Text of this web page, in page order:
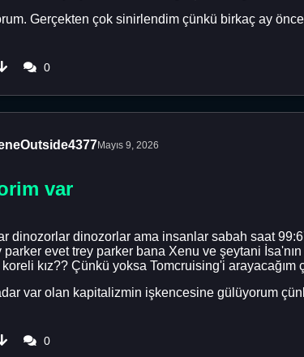
Gerçekten çok sinirlendim çünkü birkaç ay önce
0
Mayıs 9, 2026
var
dinozorlar dinozorlar ama insanlar sabah saat
parker evet trey parker bana Xenu ve şeytani
koreli kız?? Çünkü yoksa Tomcruising'i
var olan kapitalizmin işkencesine gülüyorum
0